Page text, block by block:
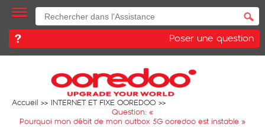
Poser une question
Accueil
INTERNET ET FIXE OOREDOO
Question: «
Pourquoi mon débit de mon outbox 5G ooredoo est instable »